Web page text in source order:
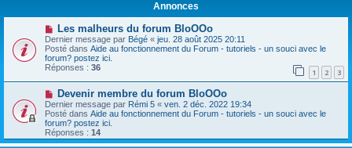
Annonces
Les malheurs du forum BloOOo
Dernier message par Bégé « jeu. 28 août 2025 20:11
Posté dans Aide au fonctionnement du Forum - tutoriels - un souci avec le
forum? postez ici.
Réponses : 36 1 2 3
Devenir membre du forum BloOOo
Dernier message par Rémi 5 « ven. 2 déc. 2022 19:34
Posté dans Aide au fonctionnement du Forum - tutoriels - un souci avec le
forum? postez ici.
Réponses : 14